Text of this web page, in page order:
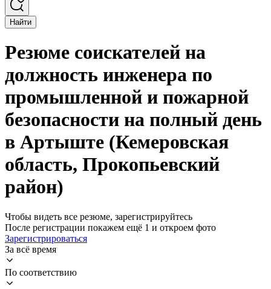
Найти
Резюме соискателей на
должность инженера по
промышленной и пожарной
безопасности на полный день
в Артыште (Кемеровская
область, Прокопьевский
район)
Чтобы видеть все резюме, зарегистрируйтесь
После регистрации покажем ещё 1 и откроем фото
Зарегистрироваться
За всё время
По соответствию